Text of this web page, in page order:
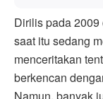
Dirilis pada 2009
saat itu sedang
menceritakan
berkencan
Namun, banyak